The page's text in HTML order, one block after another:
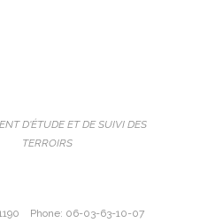
D'ÉTUDE ET DE SUIVI DES
TERROIRS
Phone: 06-03-63-10-07